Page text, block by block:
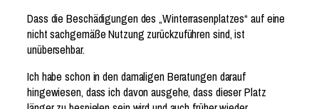
Dass die Beschädigungen des „Winterrasenplatzes“ auf eine
nicht sachgemäße Nutzung zurückzuführen sind, ist
unübersehbar.
Ich habe schon in den damaligen Beratungen darauf
hingewiesen, dass ich davon ausgehe, dass dieser Platz